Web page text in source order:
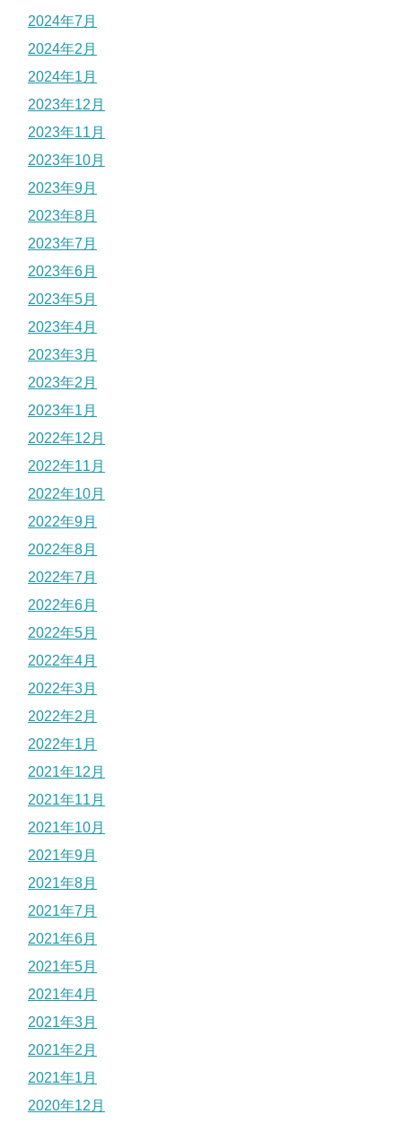
2024年7月
2024年2月
2024年1月
2023年12月
2023年11月
2023年10月
2023年9月
2023年8月
2023年7月
2023年6月
2023年5月
2023年4月
2023年3月
2023年2月
2023年1月
2022年12月
2022年11月
2022年10月
2022年9月
2022年8月
2022年7月
2022年6月
2022年5月
2022年4月
2022年3月
2022年2月
2022年1月
2021年12月
2021年11月
2021年10月
2021年9月
2021年8月
2021年7月
2021年6月
2021年5月
2021年4月
2021年3月
2021年2月
2021年1月
2020年12月